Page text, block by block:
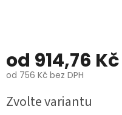
od 914,76 Kč
od 756 Kč bez DPH
cena:
Zvolte variantu